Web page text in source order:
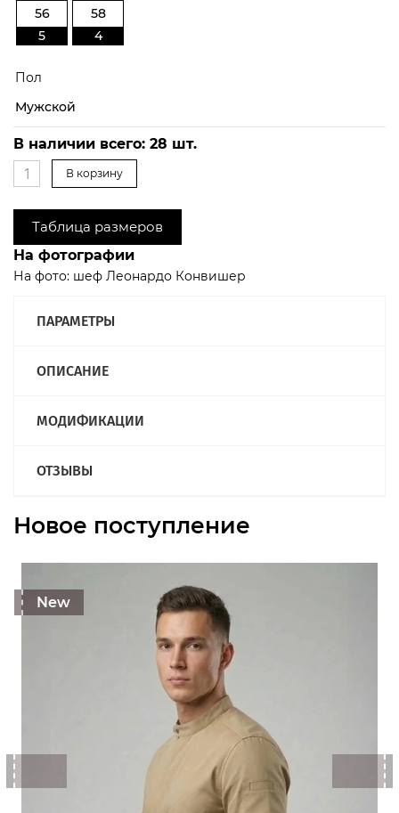
56
5
58
4
54
Пол
Мужской
В наличии всего: 28 шт.
В корзину
Таблица размеров
На фотографии
На фото: шеф Леонардо Конвишер
ПАРАМЕТРЫ
ОПИСАНИЕ
МОДИФИКАЦИИ
ОТЗЫВЫ
Новое поступление
New